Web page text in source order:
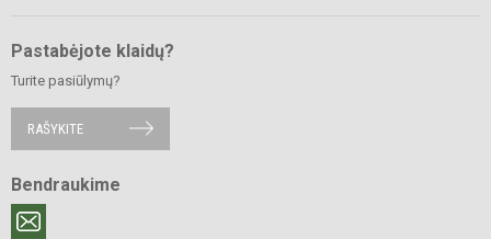
Pastabėjote klaidų?
Turite pasiūlymų?
RAŠYKITE
Bendraukime